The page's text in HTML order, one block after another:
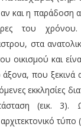
αν και η παράδοση
του χρόνου.
στα
οικισμού και
άξονα, που ξεκινά
εκκλησίες
(εικ. 3).